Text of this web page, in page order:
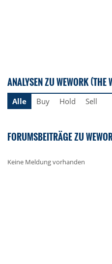
ANALYSEN ZU WEWORK (THE
Alle Buy Hold Sell
FORUMSBEITRÄGE ZU
Keine Meldung vorhanden